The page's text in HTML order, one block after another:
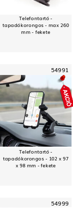
Telefontartó -
tapadókorongos - max 260
mm - fekete
54991
Telefontartó -
tapadókorongos - 102 x 97
x 98 mm - fekete
54999